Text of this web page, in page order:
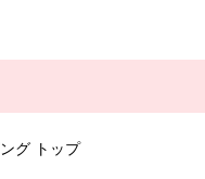
グ トップ